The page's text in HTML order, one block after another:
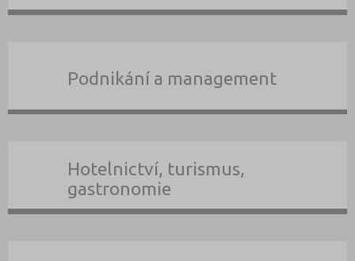
Podnikání a management
Hotelnictví, turismus,
gastronomie